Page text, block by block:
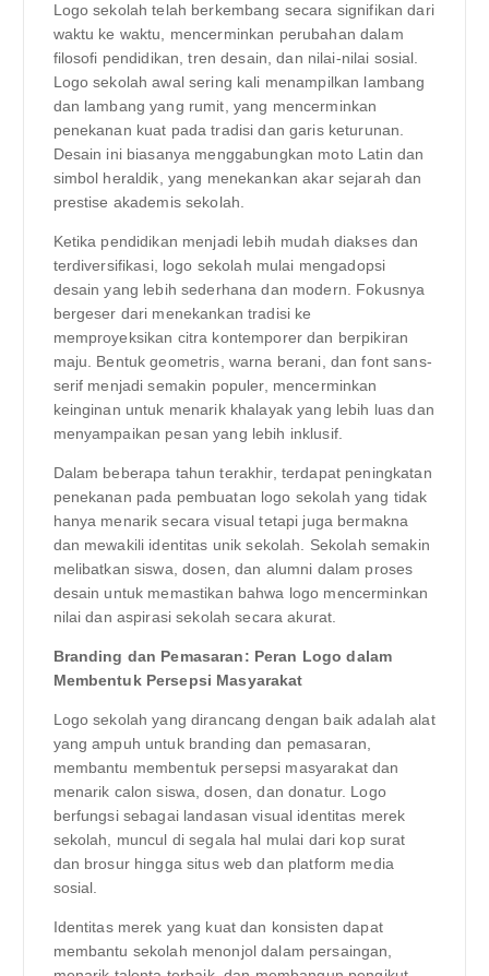
Logo sekolah telah berkembang secara signifikan dari
waktu ke waktu, mencerminkan perubahan dalam
filosofi pendidikan, tren desain, dan nilai-nilai sosial.
Logo sekolah awal sering kali menampilkan lambang
dan lambang yang rumit, yang mencerminkan
penekanan kuat pada tradisi dan garis keturunan.
Desain ini biasanya menggabungkan moto Latin dan
simbol heraldik, yang menekankan akar sejarah dan
prestise akademis sekolah.
Ketika pendidikan menjadi lebih mudah diakses dan
terdiversifikasi, logo sekolah mulai mengadopsi
desain yang lebih sederhana dan modern. Fokusnya
bergeser dari menekankan tradisi ke
memproyeksikan citra kontemporer dan berpikiran
maju. Bentuk geometris, warna berani, dan font sans-
serif menjadi semakin populer, mencerminkan
keinginan untuk menarik khalayak yang lebih luas dan
menyampaikan pesan yang lebih inklusif.
Dalam beberapa tahun terakhir, terdapat peningkatan
penekanan pada pembuatan logo sekolah yang tidak
hanya menarik secara visual tetapi juga bermakna
dan mewakili identitas unik sekolah. Sekolah semakin
melibatkan siswa, dosen, dan alumni dalam proses
desain untuk memastikan bahwa logo mencerminkan
nilai dan aspirasi sekolah secara akurat.
Branding dan Pemasaran: Peran Logo dalam
Membentuk Persepsi Masyarakat
Logo sekolah yang dirancang dengan baik adalah alat
yang ampuh untuk branding dan pemasaran,
membantu membentuk persepsi masyarakat dan
menarik calon siswa, dosen, dan donatur. Logo
berfungsi sebagai landasan visual identitas merek
sekolah, muncul di segala hal mulai dari kop surat
dan brosur hingga situs web dan platform media
sosial.
Identitas merek yang kuat dan konsisten dapat
membantu sekolah menonjol dalam persaingan,